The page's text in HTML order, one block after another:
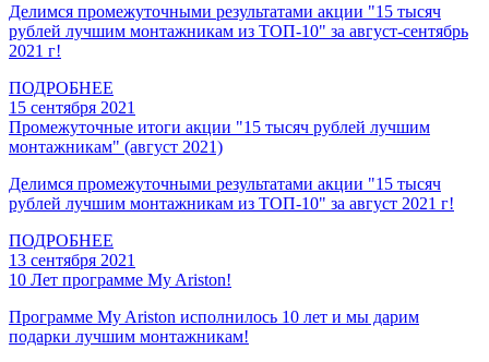
Делимся промежуточными результатами акции "15 тысяч
рублей лучшим монтажникам из ТОП-10" за август-сентябрь
2021 г!
ПОДРОБНЕЕ
15 сентября 2021
Промежуточные итоги акции "15 тысяч рублей лучшим
монтажникам" (август 2021)
Делимся промежуточными результатами акции "15 тысяч
рублей лучшим монтажникам из ТОП-10" за август 2021 г!
ПОДРОБНЕЕ
13 сентября 2021
10 Лет программе My Ariston!
Программе My Ariston исполнилось 10 лет и мы дарим
подарки лучшим монтажникам!